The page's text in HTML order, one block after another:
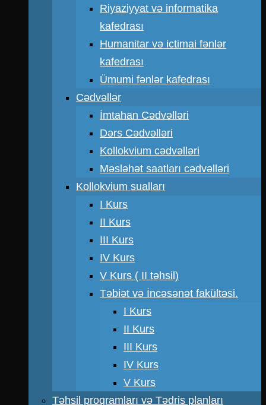
Riyaziyyat və informatika
kafedrası
Humanitar və ictimai fənlər
kafedrası
Ümumi fənlər kafedrası
Cədvəllər
İmtahan Cədvəlləri
Dərs Cədvəlləri
Kollokvium cədvəlləri
Məsləhət saatları cədvəlləri
Kollokvium sualları
I Kurs
II Kurs
III Kurs
IV Kurs
V Kurs ( II təhsil)
Təbiət və İncəsənət fakültəsi.
I Kurs
II Kurs
III Kurs
IV Kurs
V Kurs
Təhsil proqramları və Tədris planları